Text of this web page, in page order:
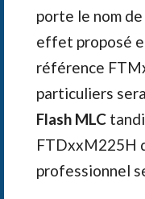
porte le nom de
effet proposé
référence
particuliers
Flash MLC
FTDxxM225H
professionnel